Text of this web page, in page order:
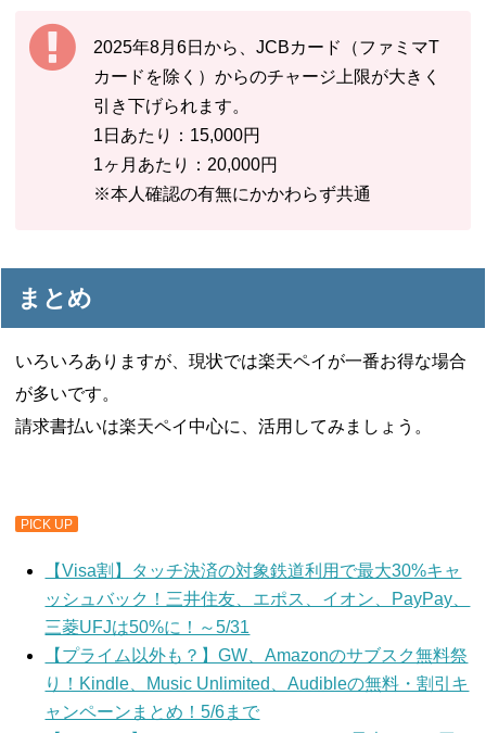
2025年8月6日から、JCBカード（ファミマT
カードを除く）からのチャージ上限が大きく
引き下げられます。
1日あたり：15,000円
1ヶ月あたり：20,000円
※本人確認の有無にかかわらず共通
まとめ
いろいろありますが、現状では楽天ペイが一番お得な場合
が多いです。
請求書払いは楽天ペイ中心に、活用してみましょう。
PICK UP
【Visa割】タッチ決済の対象鉄道利用で最大30%キャ
ッシュバック！三井住友、エポス、イオン、PayPay、
三菱UFJは50%に！～5/31
【プライム以外も？】GW、Amazonのサブスク無料祭
り！Kindle、Music Unlimited、Audibleの無料・割引キ
ャンペーンまとめ！5/6まで